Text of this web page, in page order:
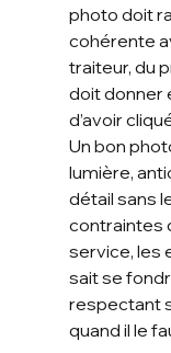
photo doit
cohérente
traiteur, du
doit donner
d’avoir
Un bon
lumière,
détail sans
contraintes
service, les
sait se
respectant
quand il le